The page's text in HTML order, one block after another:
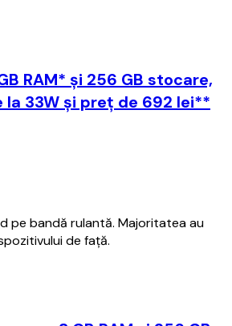
RAM* și 256 GB stocare,
33W și preț de 692 lei**
pe bandă rulantă. Majoritatea au
de față.